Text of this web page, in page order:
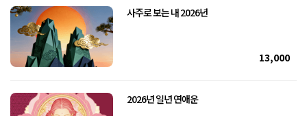
사주로 보는 내 2026년
13,000
2026년 일년 연애운